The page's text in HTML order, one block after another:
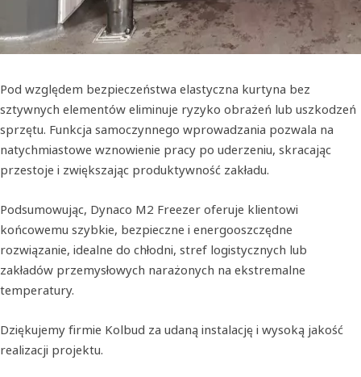
Pod względem bezpieczeństwa elastyczna kurtyna bez
sztywnych elementów eliminuje ryzyko obrażeń lub uszkodzeń
sprzętu. Funkcja samoczynnego wprowadzania pozwala na
natychmiastowe wznowienie pracy po uderzeniu, skracając
przestoje i zwiększając produktywność zakładu.
Podsumowując, Dynaco M2 Freezer oferuje klientowi
końcowemu szybkie, bezpieczne i energooszczędne
rozwiązanie, idealne do chłodni, stref logistycznych lub
zakładów przemysłowych narażonych na ekstremalne
temperatury.
Dziękujemy firmie Kolbud za udaną instalację i wysoką jakość
realizacji projektu.